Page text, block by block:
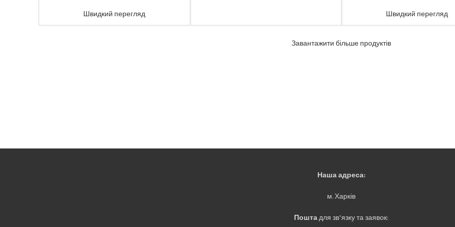
Швидкий перегляд Швидкий перегляд
Завантажити більше продуктів
Наша адреса:
м. Харків
Поштадля зв’язку та заявок: